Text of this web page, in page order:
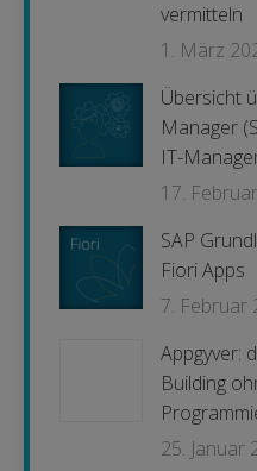
vermitteln
1. März
Übersicht
Manager
IT-
17.
SAP
Fiori Apps
7. Februar
Appgyver:
Building
25. Januar